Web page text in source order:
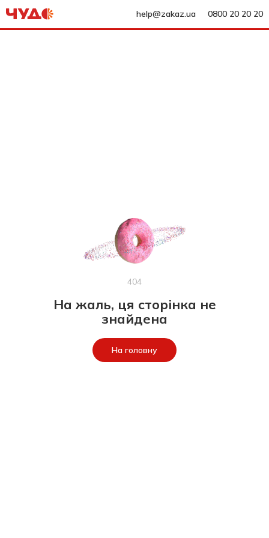
help@zakaz.ua 0800 20 20 20
404
На жаль, ця сторінка не
знайдена
На головну